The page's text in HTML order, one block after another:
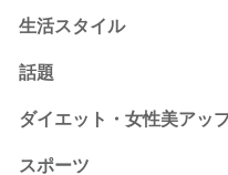
生活スタイル
話題
ダイエット・女性美アッ
スポーツ